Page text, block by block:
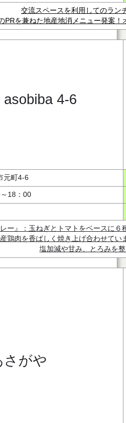
交流スペースを利用してのラン
PRを兼ねた地産地消メニュー発案
asobiba 4-6
元町4-6
18：00
レー』：玉ねぎとトマトをベースに
鶏肉を香ばしく焼き上げ合わせて
塩加減や甘み、とろみを
さがや